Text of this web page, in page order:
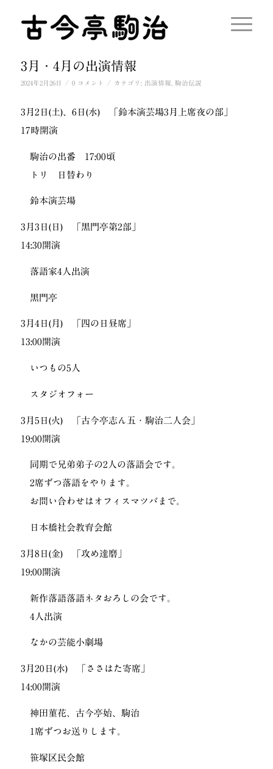
3月・4月の出演情報
2024年2月26日 / 0 コメント / カテゴリ: 出演情報 駒治伝説
3月2日(土)、6日(水) 「鈴本演芸場3月上席夜の部」
17時開演
駒治の出番 17:00頃
トリ 日替わり
鈴本演芸場
3月3日(日) 「黒門亭第2部」
14:30開演
落語家4人出演
黒門亭
3月4日(月) 「四の日昼席」
13:00開演
いつもの5人
スタジオフォー
3月5日(火) 「古今亭志ん五・駒治二人会」
19:00開演
同期で兄弟弟子の2人の落語会です。
2席ずつ落語をやります。
お問い合わせはオフィスマツバまで。
日本橋社会教育会館
3月8日(金) 「攻め達磨」
19:00開演
新作落語落語ネタおろしの会です。
4人出演
なかの芸能小劇場
3月20日(水) 「ささはた寄席」
14:00開演
神田菫花、古今亭始、駒治
1席ずつお送りします。
笹塚区民会館